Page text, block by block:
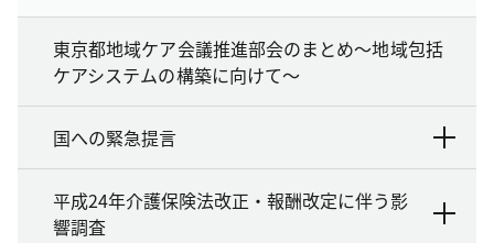
東京都地域ケア会議推進部会のまとめ～地域包括
ケアシステムの構築に向けて～
国への緊急提言
平成24年介護保険法改正・報酬改定に伴う影
響調査